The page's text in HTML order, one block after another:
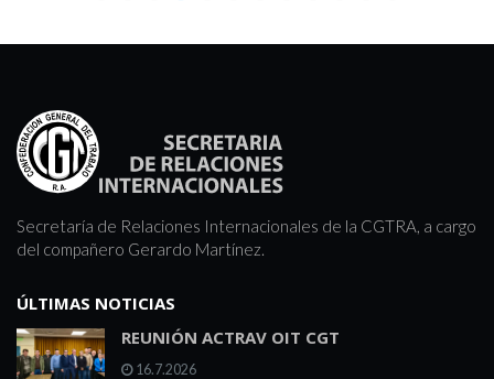
Secretaría de Relaciones Internacionales de la CGTRA, a cargo
del compañero Gerardo Martínez.
ÚLTIMAS NOTICIAS
REUNIÓN ACTRAV OIT CGT
16.7.2026